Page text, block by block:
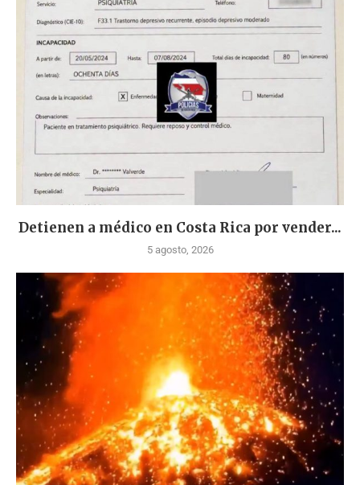
Detienen a médico en Costa Rica por vender...
5 agosto, 2026